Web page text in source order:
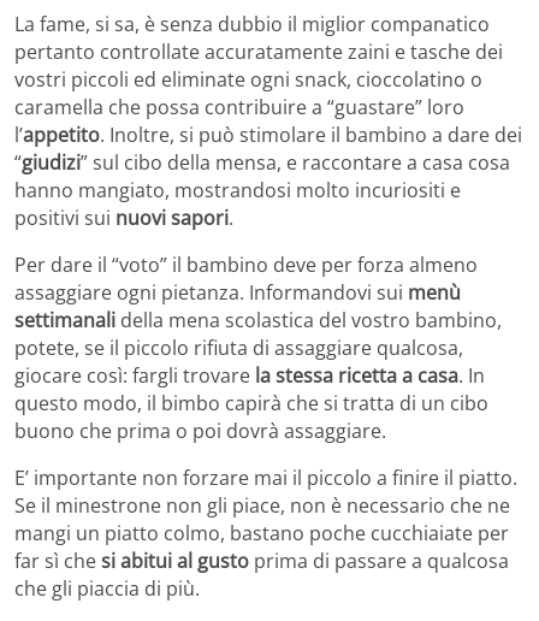
La fame, si sa, è senza dubbio il miglior companatico
pertanto controllate accuratamente zaini e tasche dei
vostri piccoli ed eliminate ogni snack, cioccolatino o
caramella che possa contribuire a “guastare” loro
l’appetito. Inoltre, si può stimolare il bambino a dare dei
“giudizi” sul cibo della mensa, e raccontare a casa cosa
hanno mangiato, mostrandosi molto incuriositi e
positivi sui nuovi sapori.
Per dare il “voto” il bambino deve per forza almeno
assaggiare ogni pietanza. Informandovi sui menù
settimanali della mena scolastica del vostro bambino,
potete, se il piccolo rifiuta di assaggiare qualcosa,
giocare così: fargli trovare la stessa ricetta a casa. In
questo modo, il bimbo capirà che si tratta di un cibo
buono che prima o poi dovrà assaggiare.
E’ importante non forzare mai il piccolo a finire il piatto.
Se il minestrone non gli piace, non è necessario che ne
mangi un piatto colmo, bastano poche cucchiaiate per
far sì chesi abitui al gusto prima di passare a qualcosa
che gli piaccia di più.